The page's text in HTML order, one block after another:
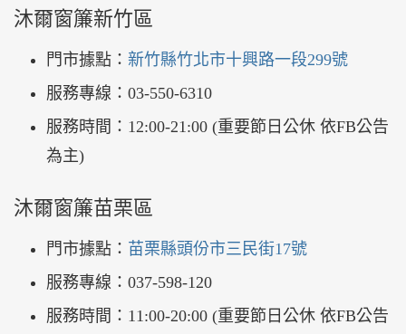
沐爾窗簾新竹區
門市據點： 新竹縣竹北市十興路一段299號
服務專線：03-550-6310
服務時間：12:00-21:00 (重要節日公休 依FB公告
為主)
沐爾窗簾苗栗區
門市據點： 苗栗縣頭份市三民街17號
服務專線：037-598-120
服務時間：11:00-20:00 (重要節日公休 依FB公告